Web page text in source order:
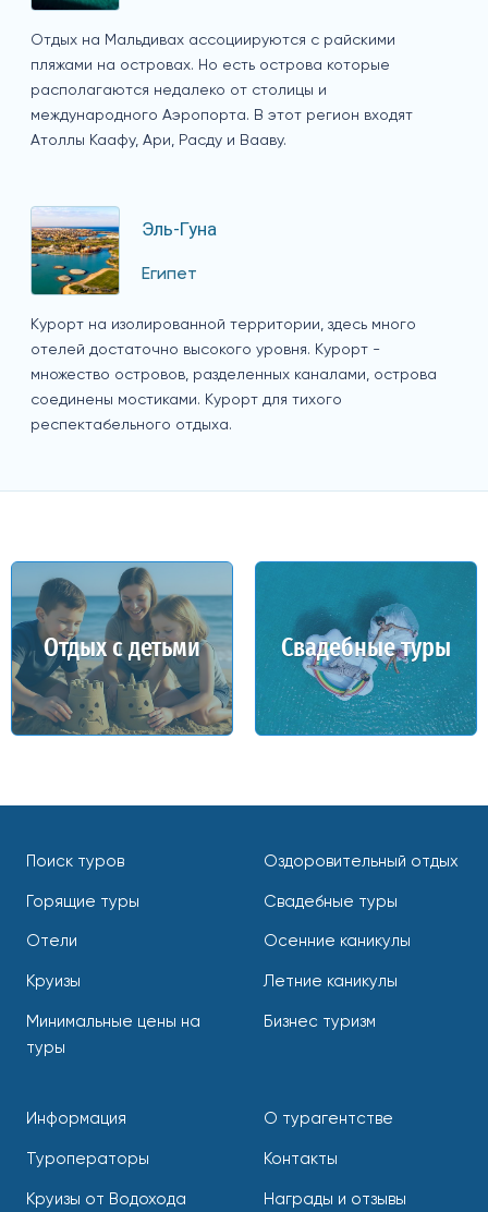
Отдых на Мальдивах ассоциируются с райскими
пляжами на островах. Но есть острова которые
располагаются недалеко от столицы и
международного Аэропорта. В этот регион входят
Атоллы Каафу, Ари, Расду и Вааву.
Эль-Гуна
Египет
Курорт на изолированной территории, здесь много
отелей достаточно высокого уровня. Курорт -
множество островов, разделенных каналами, острова
соединены мостиками. Курорт для тихого
респектабельного отдыха.
Отдых с детьми Свадебные туры
Поиск туров
Горящие туры
Отели
Круизы
Минимальные цены на
туры
Оздоровительный отдых
Свадебные туры
Осенние каникулы
Летние каникулы
Бизнес туризм
Информация
Туроператоры
Круизы от Водохода
О турагентстве
Контакты
Награды и отзывы